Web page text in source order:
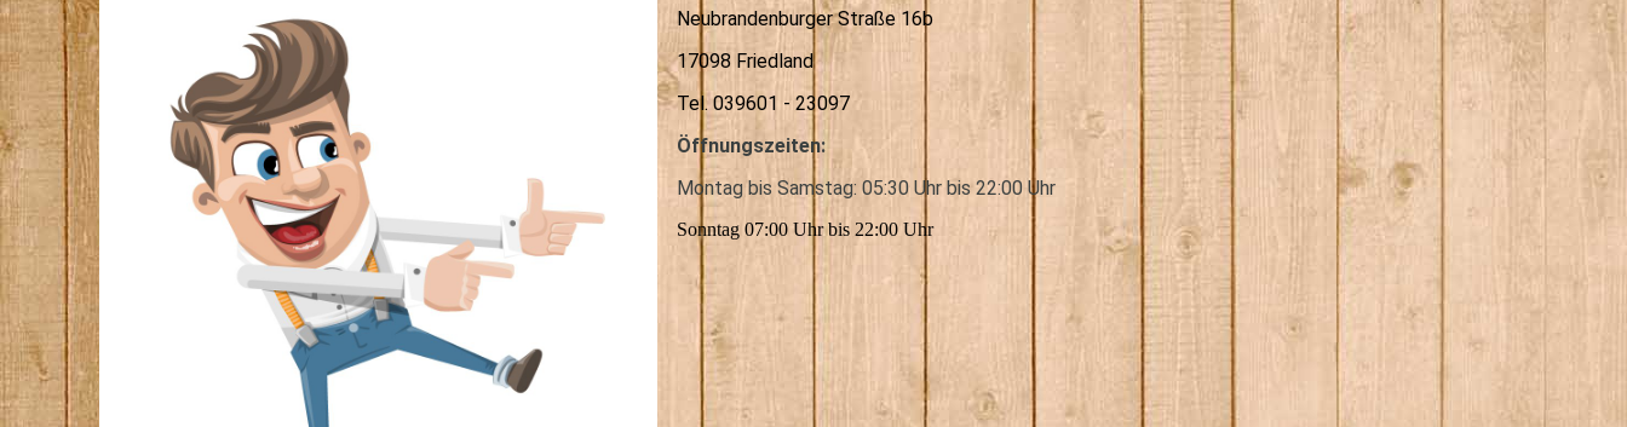
Neubrandenburger Straße 16b
17098 Friedland
Tel. 039601 - 23097
Öffnungszeiten:
Montag bis Samstag: 05:30 Uhr bis 22:00 Uhr
Sonntag 07:00 Uhr bis 22:00 Uhr